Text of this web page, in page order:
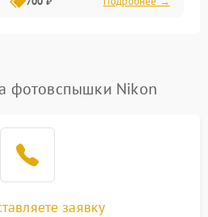
фотовспышки Nikon
заявку